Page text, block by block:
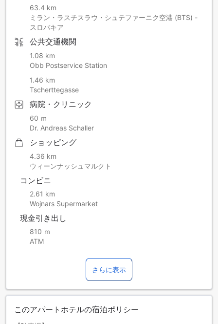
63.4 km
ミラン・ラスチスラウ・シュテファーニク空港 (BTS) -
スロバキア
公共交通機関
1.08 km
Obb Postservice Station
1.46 km
Tscherttegasse
病院・クリニック
60 ｍ
Dr. Andreas Schaller
ショッピング
4.36 km
ウィーンナッシュマルクト
コンビニ
2.61 km
Wojnars Supermarket
現金引き出し
810 ｍ
ATM
さらに表示
このアパートホテルの宿泊ポリシー